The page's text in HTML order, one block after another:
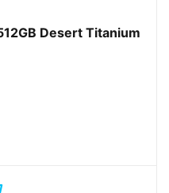
Desert Titanium